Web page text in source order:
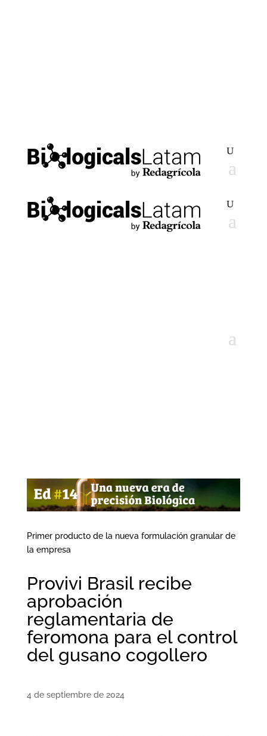
Primer producto de la nueva formulación granular de
la empresa
Provivi Brasil recibe
aprobación
reglamentaria de
feromona para el control
del gusano cogollero
4 de septiembre de 2024